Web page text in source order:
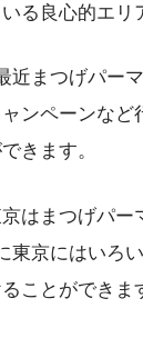
る良心的エリ
近まつげパー
ンペーンなど
きます。
はまつげパー
東京にはいろ
ことができま